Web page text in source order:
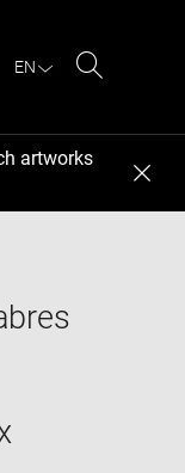
EN
artworks